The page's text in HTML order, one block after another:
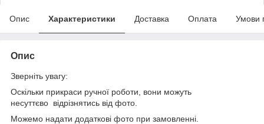
Опис Характеристики Доставка Оплата Умови
Опис
Зверніть увагу:
Оскільки прикраси ручної роботи, вони можуть
несуттєво відрізнятись від фото.
Можемо надати додаткові фото при замовленні.